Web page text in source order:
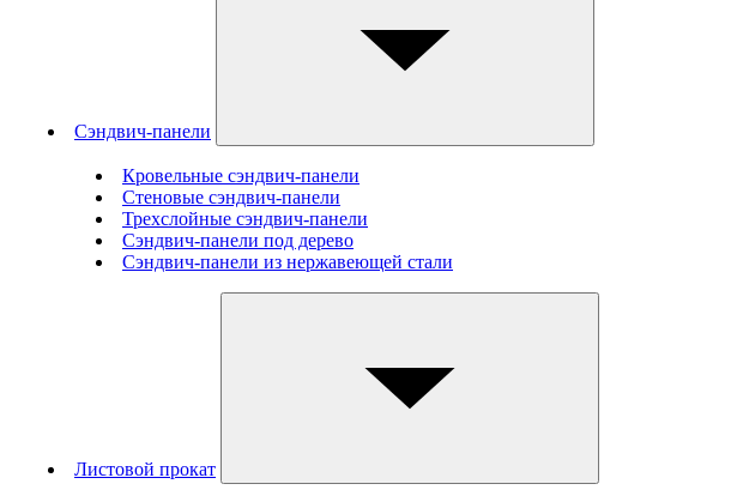
Сэндвич-панели
Кровельные сэндвич-панели
Стеновые cэндвич-панели
Трехслойные сэндвич-панели
Сэндвич-панели под дерево
Сэндвич-панели из нержавеющей стали
Листовой прокат